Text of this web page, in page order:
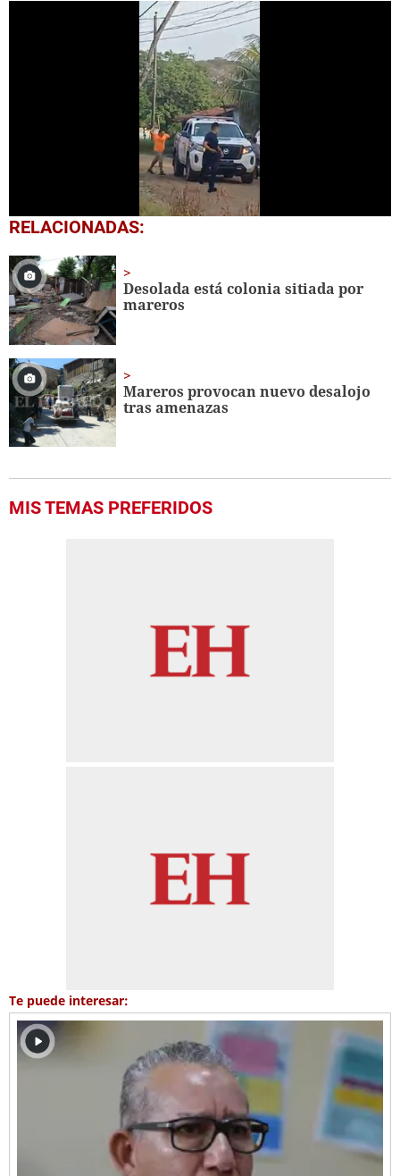
0
seconds
33
seconds
RELACIONADAS:
Desolada está colonia sitiada por
mareros
Mareros provocan nuevo desalojo
tras amenazas
MIS TEMAS PREFERIDOS
Te puede interesar: